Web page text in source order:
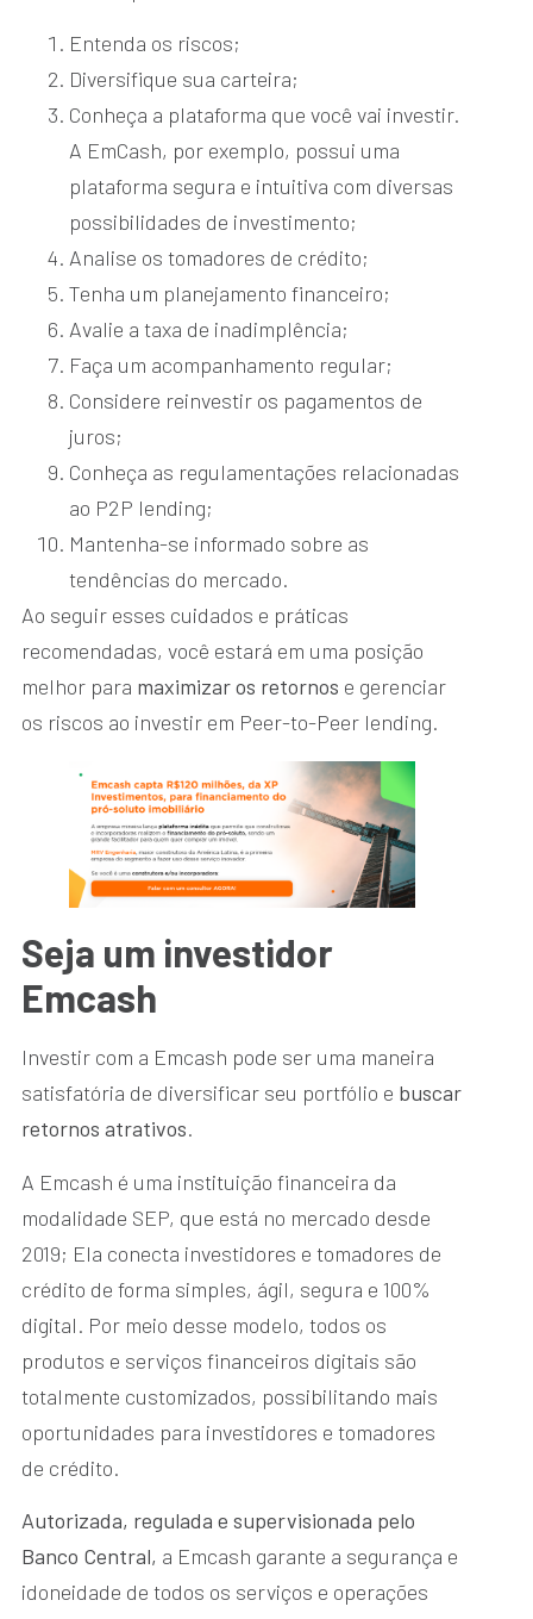
Entenda os riscos;
Diversifique sua carteira;
Conheça a plataforma que você vai investir.
A EmCash, por exemplo, possui uma
plataforma segura e intuitiva com diversas
possibilidades de investimento;
Analise os tomadores de crédito;
Tenha um planejamento financeiro;
Avalie a taxa de inadimplência;
Faça um acompanhamento regular;
Considere reinvestir os pagamentos de
juros;
Conheça as regulamentações relacionadas
ao P2P lending;
Mantenha-se informado sobre as
tendências do mercado.
Ao seguir esses cuidados e práticas
recomendadas, você estará em uma posição
melhor para maximizar os retornos e gerenciar
os riscos ao investir em Peer-to-Peer lending.
Seja um investidor
Emcash
Investir com a Emcash pode ser uma maneira
satisfatória de diversificar seu portfólio e buscar
retornos atrativos.
A Emcash é uma instituição financeira da
modalidade SEP, que está no mercado desde
2019; Ela conecta investidores e tomadores de
crédito de forma simples, ágil, segura e 100%
digital. Por meio desse modelo, todos os
produtos e serviços financeiros digitais são
totalmente customizados, possibilitando mais
oportunidades para investidores e tomadores
de crédito.
Autorizada, regulada e supervisionada pelo
Banco Central, a Emcash garante a segurança e
idoneidade de todos os serviços e operações